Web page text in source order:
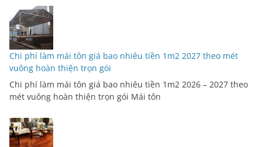
Chi phí làm mái tôn giá bao nhiêu tiền 1m2 2027 theo mét
vuông hoàn thiện trọn gói
Chi phí làm mái tôn giá bao nhiêu tiền 1m2 2026 – 2027 theo
mét vuông hoàn thiện trọn gói Mái tôn